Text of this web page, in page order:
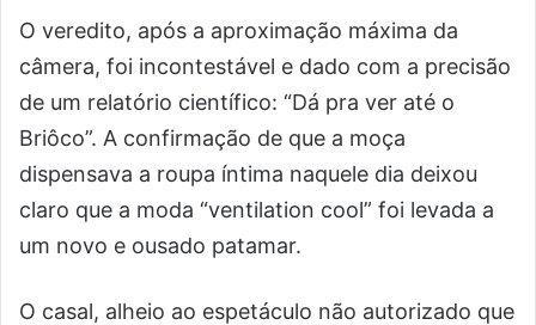
O veredito, após a aproximação máxima da
câmera, foi incontestável e dado com a precisão
de um relatório científico: “Dá pra ver até o
Briôco”. A confirmação de que a moça
dispensava a roupa íntima naquele dia deixou
claro que a moda “ventilation cool” foi levada a
um novo e ousado patamar.
O casal, alheio ao espetáculo não autorizado que